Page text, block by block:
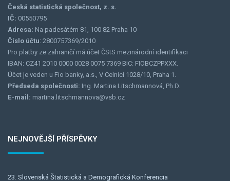
Česká statistická společnost, z. s.
IČ: 00550795
Adresa: Na padesátém 81, 100 82 Praha 10
Číslo účtu: 2800757369/2010
Pro platby ze zahraničí má účet ČStS mezinárodní identifikaci
IBAN: CZ41 2010 0000 0028 0075 7369 BIC: FIOBCZPPXXX.
Účet je veden u Fio banky, a.s., V Celnici 1028/10, Praha 1.
Předseda společnosti: Ing. Martina Litschmannová, Ph.D.
E-mail: martina.litschmannova@vsb.cz
NEJNOVĚJŠÍ PŘÍSPĚVKY
23. Slovenská Štatistická a Demografická Konferencia